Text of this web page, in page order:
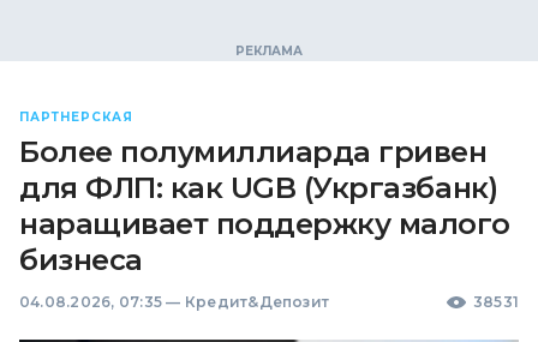
ПАРТНЕРСКАЯ
Более полумиллиарда гривен
для ФЛП: как UGB (Укргазбанк)
наращивает поддержку малого
бизнеса
04.08.2026, 07:35 — Кредит&Депозит 38531